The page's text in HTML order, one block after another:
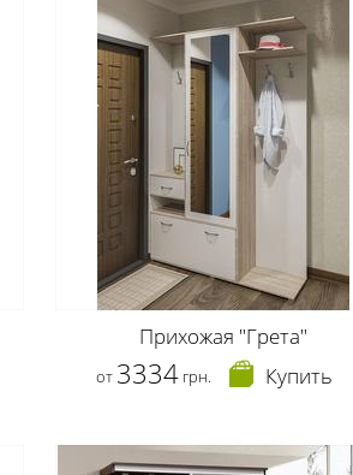
Прихожая "Грета"
от 3334грн. Купить